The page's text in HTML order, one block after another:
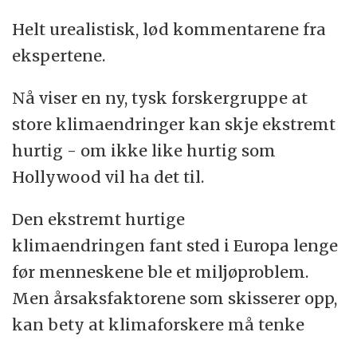
Helt urealistisk, lød kommentarene fra
ekspertene.
Nå viser en ny, tysk forskergruppe at
store klimaendringer kan skje ekstremt
hurtig - om ikke like hurtig som
Hollywood vil ha det til.
Den ekstremt hurtige
klimaendringen fant sted i Europa lenge
før menneskene ble et miljøproblem.
Men årsaksfaktorene som skisserer opp,
kan bety at klimaforskere må tenke